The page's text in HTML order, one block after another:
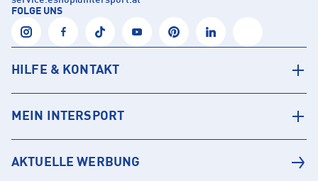
FOLGE UNS
HILFE & KONTAKT
MEIN INTERSPORT
AKTUELLE WERBUNG